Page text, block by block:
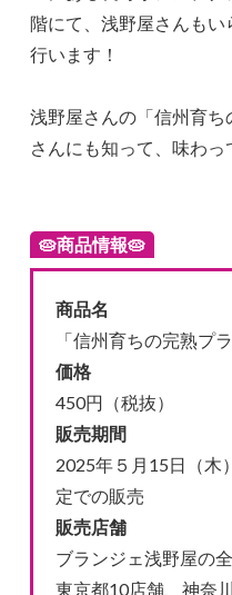
階にて、浅野屋さんも
行います！
浅野屋さんの「信州育
さんにも知って、味わ
🥧商品情報🥧
商品名
「信州育ちの完熟プ
価格
450円（税抜）
販売期間
2025年５月15日（
定での販売
販売店舗
ブランジェ浅野屋の
東京都10店舗、神奈